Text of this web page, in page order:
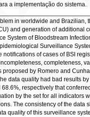
a implementação do sistema.
in worldwide and
and generation of
of Bloodstream
Surveillance
of cases of BSI
completeness,
by Romero and
data quality had bad results
respectively that
by the set for all indicators
The consistency of the
quality of this surveillance